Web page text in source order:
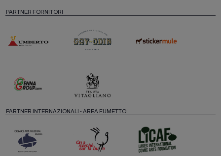
PARTNER FORNITORI
PARTNER INTERNAZIONALI - AREA FUMETTO